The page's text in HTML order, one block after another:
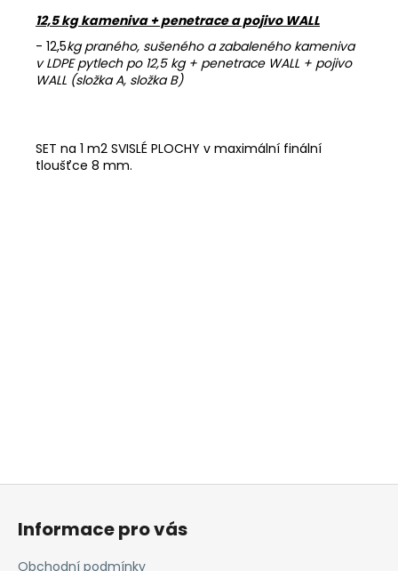
12,5 kg kameniva + penetrace a pojivo WALL
- 12,5kg praného, sušeného a zabaleného kameniva
v LDPE pytlech po 12,5 kg + penetrace WALL + pojivo
WALL (složka A, složka B)
SET na 1 m2 SVISLÉ PLOCHY v maximální finální
tloušťce 8 mm.
780
Kč
Z
Informace pro vás
Obchodní podmínky